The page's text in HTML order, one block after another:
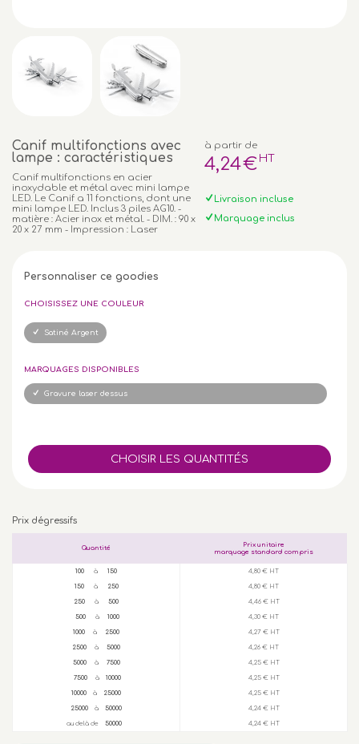
Canif multifonctions avec
lampe : caractéristiques
Canif multifonctions en acier
inoxydable et métal avec mini lampe
LED. Le Canif a 11 fonctions, dont une
mini lampe LED. Inclus 3 piles AG10. -
matière : Acier inox et métal. - DIM. : 90 x
20 x 27 mm - Impression : Laser
à partir de
4,24€ HT
Livraison incluse
Marquage inclus
Personnaliser ce goodies
CHOISISSEZ UNE COULEUR
Satiné Argent
MARQUAGES DISPONIBLES
Gravure laser dessus
Prix dégressifs
Quantité
Prix unitaire
marquage standard compris
100 à 150 4,80 € HT
150à 250 4,80 € HT
250 à 500 4,46 € HT
500à 1000 4,30 € HT
1000 à 2500 4,27 € HT
2500 à 5000 4,26 € HT
5000à 7500 4,25 € HT
7500à 10000 4,25 € HT
10000 à 25000 4,25 € HT
25000 à 50000 4,24 € HT
au delà de 50000 4,24 € HT